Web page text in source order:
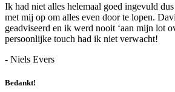
Ik had niet alles helemaal goed ingevuld
met mij op om alles even door te lopen.
geadviseerd en ik werd nooit ‘aan mijn lot
persoonlijke touch had ik niet verwacht!
- Niels Evers
Bedankt!